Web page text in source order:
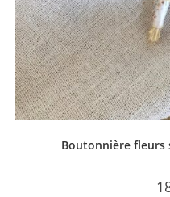
Boutonnière fleurs